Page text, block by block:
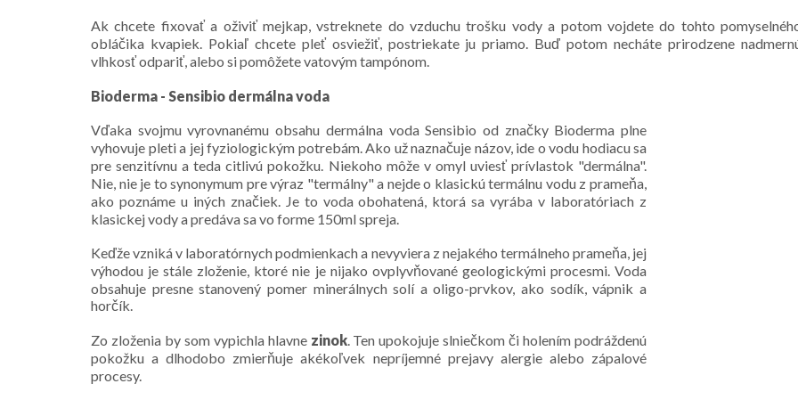
Ak chcete fixovať a oživiť mejkap, vstreknete do vzduchu trošku vody a potom vojdete do tohto
obláčika kvapiek. Pokiaľ chcete pleť osviežiť, postriekate ju priamo. Buď potom necháte prirodzene
vlhkosť odpariť, alebo si pomôžete vatovým tampónom.
Bioderma - Sensibio dermálna voda
Vďaka svojmu vyrovnanému obsahu dermálna voda Sensibio od značky Bioderma plne
vyhovuje pleti a jej fyziologickým potrebám. Ako už naznačuje názov, ide o vodu hodiacu sa
pre senzitívnu a teda citlivú pokožku. Niekoho môže v omyl uviesť prívlastok "dermálna".
Nie, nie je to synonymum pre výraz "termálny" a nejde o klasickú termálnu vodu z prameňa,
ako poznáme u iných značiek. Je to voda obohatená, ktorá sa vyrába v laboratóriach z
klasickej vody a predáva sa vo forme 150ml spreja.
Keďže vzniká v laboratórnych podmienkach a nevyviera z nejakého termálneho prameňa, jej
výhodou je stále zloženie, ktoré nie je nijako ovplyvňované geologickými procesmi. Voda
obsahuje presne stanovený pomer minerálnych solí a oligo-prvkov, ako sodík, vápnik a
horčík.
Zo zloženia by som vypichla hlavne zinok. Ten upokojuje slniečkom či holením podráždenú
pokožku a dlhodobo zmierňuje akékoľvek nepríjemné prejavy alergie alebo zápalové
procesy.